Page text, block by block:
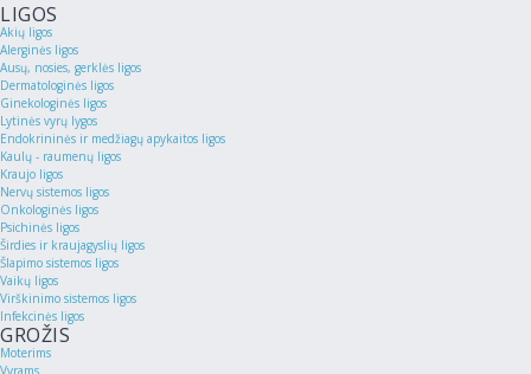
LIGOS
Akių ligos
Alerginės ligos
Ausų, nosies, gerklės ligos
Dermatologinės ligos
Ginekologinės ligos
Lytinės vyrų lygos
Endokrininės ir medžiagų apykaitos ligos
Kaulų - raumenų ligos
Kraujo ligos
Nervų sistemos ligos
Onkologinės ligos
Psichinės ligos
Širdies ir kraujagyslių ligos
Šlapimo sistemos ligos
Vaikų ligos
Virškinimo sistemos ligos
Infekcinės ligos
GROŽIS
Moterims